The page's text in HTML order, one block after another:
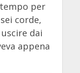
per
corde,
dai
appena